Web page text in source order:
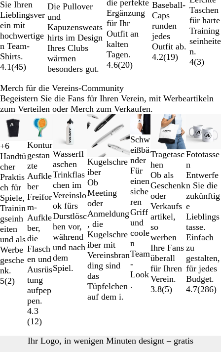
w
a
r
z
ß
n
g
e
i
g
s
b
l
a
u
Sie Ihren
Lieblingsver
ein mit
hochwertige
n Team-
Shirts.
4.1(45)
i
ß
t
h
r
a
z
i
t
a
u
m
e
l
i
e
t
n
i
g
s
b
l
a
Die Pullover
und
Kapuzensweats
hirts im Design
Ihres Clubs
wärmen
besonders gut.
ß
h
t
G
r
e
y
i
g
s
b
l
a
u
die perfekte
Ergänzung
für Ihr
Outfit an
kalten
Tagen.
4.6(20)
g
r
ü
n
g
s
b
l
a
u
e
l
g
r
a
u
Baseball-
Caps
runden
jedes
Outfit ab.
4.2(19)
r
z
Taschen
für harte
Training
seinheite
n.
4(3)
Merch für die Vereins-Community
Begeistern Sie die Fans für Ihren Verein, mit Werbeartikeln
zum Verteilen oder Merch zum Verkaufen.
Z
i
t
r
o
n
e
O
r
a
n
g
e
D
u
n
k
e
l
g
r
a
u
F
r
a
n
z
ö
s
i
s
c
h
e
s
M
+6
Handtü
cher
Praktis
ch für
Spiele,
Trainin
gseinh
eiten
und als
Werbe
gesche
nk.
5(2)
Neue Optionen
Kontur
gestan
zte
Aufkle
ber
Freifor
m-
Aufkle
ber,
die
Flasch
en und
Ausrüs
tung
aufpep
pen.
4.3
(12)
W
e
i
ß
S
i
l
b
e
r
Wasserfl
aschen
Trinkflas
chen im
Vereinslo
ok fürs
Durstlösc
hen vor,
während
und nach
dem
Spiel.
Neu
W
e
i
ß
/
C
h
r
o
m
W
e
i
ß
/
G
o
l
d
W
e
i
ß
/
R
o
s
é
g
o
l
d
Kugelschre
iber
Ob
Meeting
oder
Anmeldung
, die
Kugelschre
iber mit
Vereinsbran
ding sind
das
Tüpfelchen
auf dem i.
W
e
i
ß
S
c
h
w
a
r
z
K
ö
n
i
g
s
b
l
a
u
R
o
t
Schw
eißbä
nder
Für
einen
siche
ren
Griff
und
coole
n
Team
-
Look
.
Neue Optionen
Tragetasc
hen
Ob als
Geschenk
oder
Verkaufs
artikel,
so
werben
Ihre Fans
überall
für Ihren
Verein.
3.8(5)
Fototasse
n
Entwerfe
n Sie die
zukünftig
e
Lieblings
tasse.
Einfach
zu
gestalten,
für jedes
Budget.
4.7(286)
Galeriebilder
bis
2
von
7
Ihr Logo, in wenigen Minuten designt – gratis